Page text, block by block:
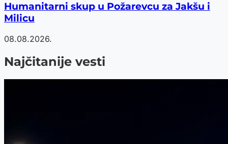
Humanitarni skup u Požarevcu za Jakšu i
Milicu
08.08.2026.
Najčitanije vesti